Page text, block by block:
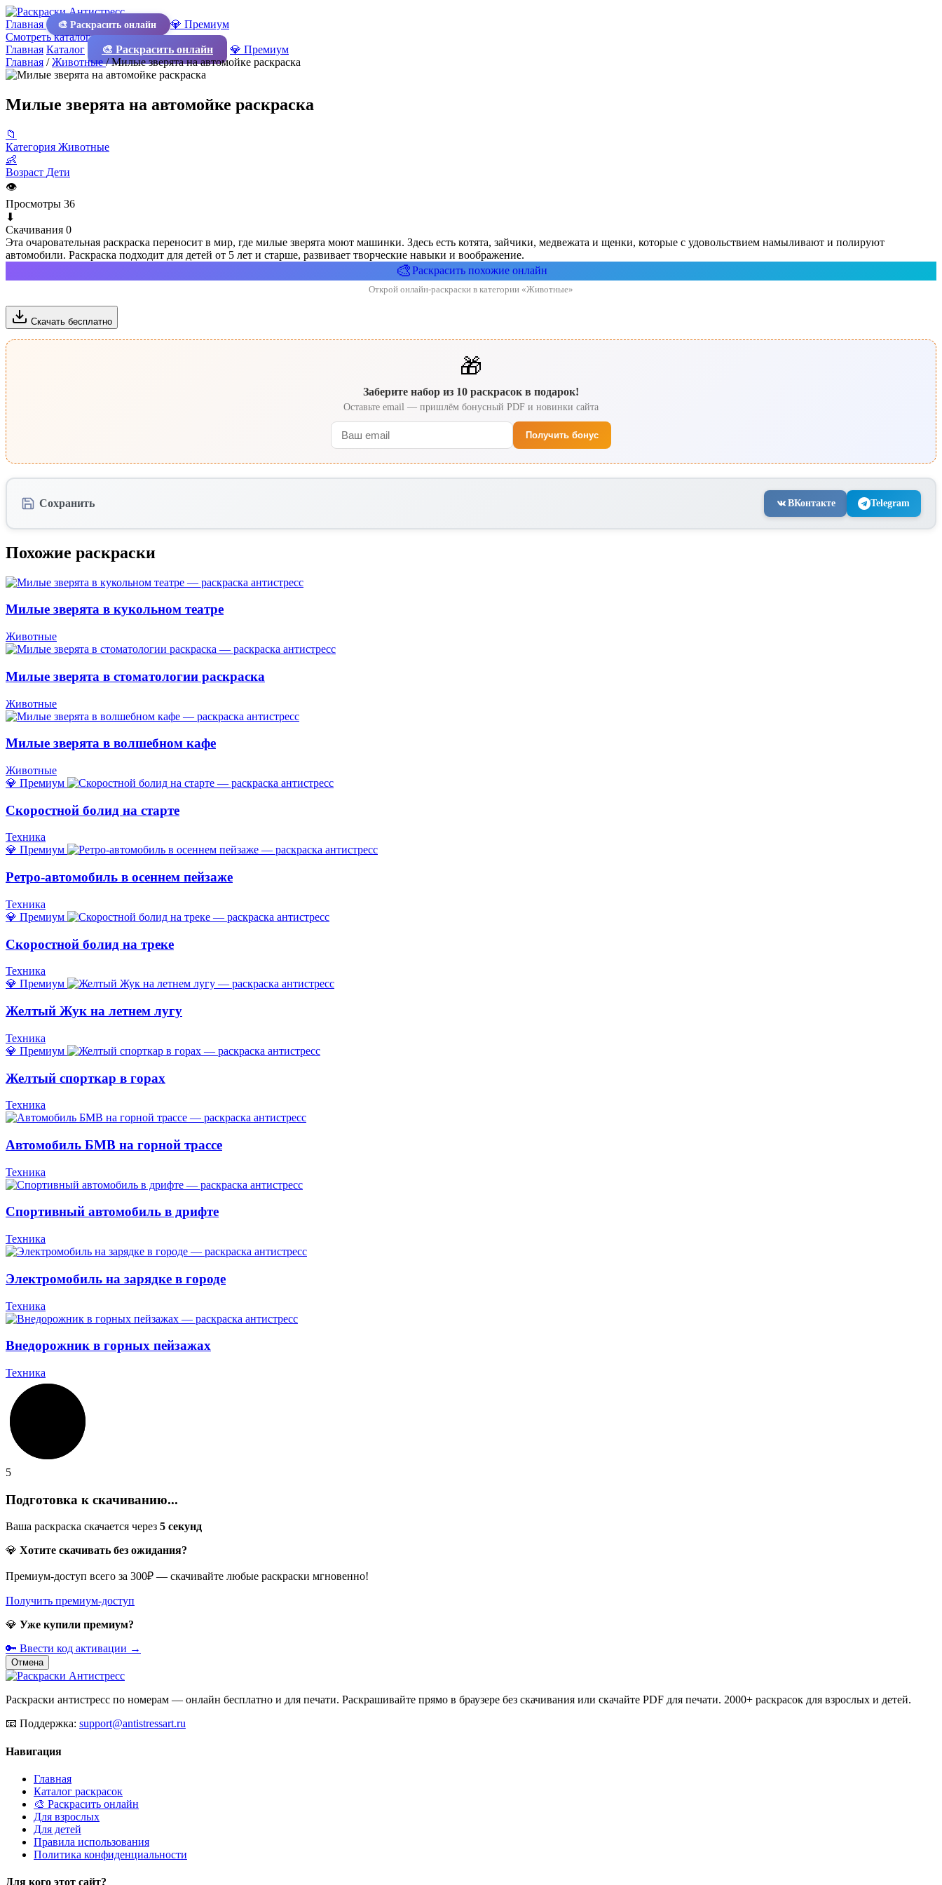
Главная 🎨 Раскрасить онлайн
💎 Премиум
Смотреть каталог
Главная Каталог 🎨 Раскрасить онлайн
💎 Премиум
Главная /Животные/Милые зверята на автомойке раскраска
Милые зверята на автомойке раскраска
📁
Категория Животные
👶
Возраст Дети
👁
Просмотры 36
⬇
Скачивания 0
Эта очаровательная раскраска переносит в мир, где милые зверята моют машинки. Здесь есть котята, зайчики, медвежата и щенки, которые с удовольствием намыливают и полируют
автомобили. Раскраска подходит для детей от 5 лет и старше, развивает творческие навыки и воображение.
🎨Раскрасить похожие онлайн
Открой онлайн-раскраски в категории «Животные»
Скачать бесплатно
🎁
Заберите набор из 10 раскрасок в подарок!
Оставьте email — пришлём бонусный PDF и новинки сайта
Получить бонус
Сохранить ВКонтакте Telegram
Похожие раскраски
Милые зверята в кукольном театре
Животные
Милые зверята в стоматологии раскраска
Животные
Милые зверята в волшебном кафе
Животные
💎 Премиум
Скоростной болид на старте
Техника
💎 Премиум
Ретро-автомобиль в осеннем пейзаже
Техника
💎 Премиум
Скоростной болид на треке
Техника
💎 Премиум
Желтый Жук на летнем лугу
Техника
💎 Премиум
Желтый спорткар в горах
Техника
Автомобиль БМВ на горной трассе
Техника
Спортивный автомобиль в дрифте
Техника
Электромобиль на зарядке в городе
Техника
Внедорожник в горных пейзажах
Техника
5
Подготовка к скачиванию...
Ваша раскраска скачается через 5 секунд
💎 Хотите скачивать без ожидания?
Премиум-доступ всего за 300₽ — скачивайте любые раскраски мгновенно!
Получить премиум-доступ
💎 Уже купили премиум?
🔑 Ввести код активации →
Отмена
Раскраски антистресс по номерам — онлайн бесплатно и для печати. Раскрашивайте прямо в браузере без скачивания или скачайте PDF для печати. 2000+ раскрасок для взрослых и детей.
📧 Поддержка: support@antistressart.ru
Навигация
Главная
Каталог раскрасок
🎨 Раскрасить онлайн
Для взрослых
Для детей
Правила использования
Политика конфиденциальности
Для кого этот сайт?